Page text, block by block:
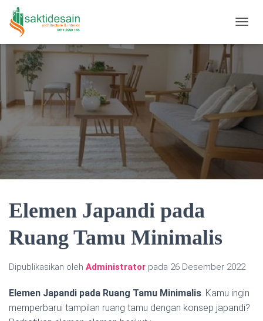
Elemen Japandi pada
Ruang Tamu Minimalis
Dipublikasikan oleh Administrator pada 26 Desember 2022
Elemen Japandi pada Ruang Tamu Minimalis. Kamu ingin
memperbarui tampilan ruang tamu dengan konsep japandi?